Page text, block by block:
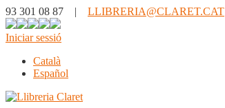
93 301 08 87 | LLIBRERIA@CLARET.CAT
Iniciar sessió
Català
Español